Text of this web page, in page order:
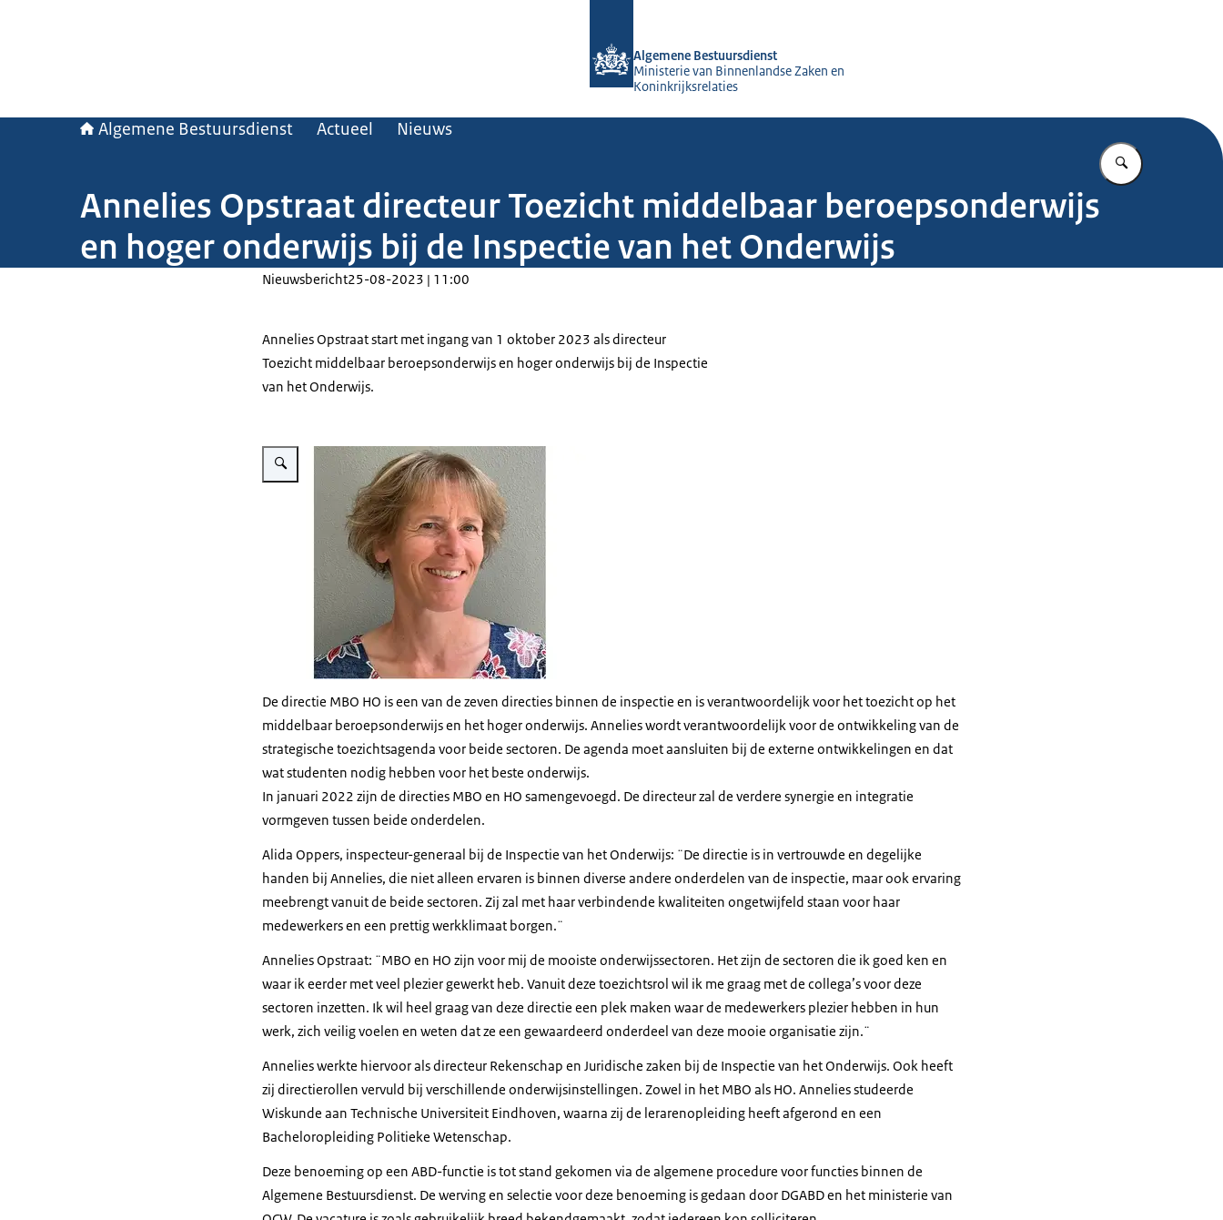
Algemene Bestuursdienst
Ministerie van Binnenlandse Zaken en
Koninkrijksrelaties
Algemene Bestuursdienst Actueel Nieuws
Vul in wat u
Annelies Opstraat directeur Toezicht middelbaar beroepsonderwijs
en hoger onderwijs bij de Inspectie van het Onderwijs
Nieuwsbericht25-08-2023 | 11:00
Annelies Opstraat start met ingang van 1 oktober 2023 als directeur
Toezicht middelbaar beroepsonderwijs en hoger onderwijs bij de Inspectie
van het Onderwijs.
Vergroot afbeelding Annelies Opstraat
De directie MBO HO is een van de zeven directies binnen de inspectie en is verantwoordelijk voor het toezicht op het
middelbaar beroepsonderwijs en het hoger onderwijs. Annelies wordt verantwoordelijk voor de ontwikkeling van de
strategische toezichtsagenda voor beide sectoren. De agenda moet aansluiten bij de externe ontwikkelingen en dat
wat studenten nodig hebben voor het beste onderwijs.
In januari 2022 zijn de directies MBO en HO samengevoegd. De directeur zal de verdere synergie en integratie
vormgeven tussen beide onderdelen.
Alida Oppers, inspecteur-generaal bij de Inspectie van het Onderwijs: ¨De directie is in vertrouwde en degelijke
handen bij Annelies, die niet alleen ervaren is binnen diverse andere onderdelen van de inspectie, maar ook ervaring
meebrengt vanuit de beide sectoren. Zij zal met haar verbindende kwaliteiten ongetwijfeld staan voor haar
medewerkers en een prettig werkklimaat borgen.¨
Annelies Opstraat: ¨MBO en HO zijn voor mij de mooiste onderwijssectoren. Het zijn de sectoren die ik goed ken en
waar ik eerder met veel plezier gewerkt heb. Vanuit deze toezichtsrol wil ik me graag met de collega’s voor deze
sectoren inzetten. Ik wil heel graag van deze directie een plek maken waar de medewerkers plezier hebben in hun
werk, zich veilig voelen en weten dat ze een gewaardeerd onderdeel van deze mooie organisatie zijn.¨
Annelies werkte hiervoor als directeur Rekenschap en Juridische zaken bij de Inspectie van het Onderwijs. Ook heeft
zij directierollen vervuld bij verschillende onderwijsinstellingen. Zowel in het MBO als HO. Annelies studeerde
Wiskunde aan Technische Universiteit Eindhoven, waarna zij de lerarenopleiding heeft afgerond en een
Bacheloropleiding Politieke Wetenschap.
Deze benoeming op een ABD-functie is tot stand gekomen via de algemene procedure voor functies binnen de
Algemene Bestuursdienst. De werving en selectie voor deze benoeming is gedaan door DGABD en het ministerie van